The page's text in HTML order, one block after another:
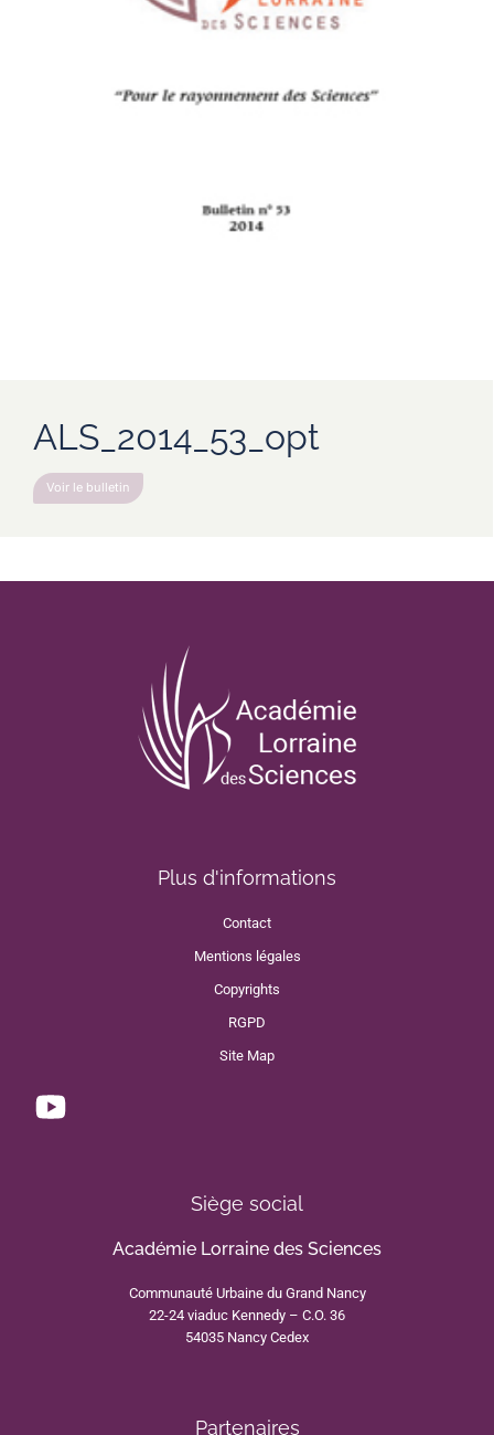
ALS_2014_53_opt
Voir le bulletin
Plus d'informations
Contact
Mentions légales
Copyrights
RGPD
Site Map
Siège social
Académie Lorraine des Sciences
Communauté Urbaine du Grand Nancy
22-24 viaduc Kennedy – C.O. 36
54035 Nancy Cedex
Partenaires